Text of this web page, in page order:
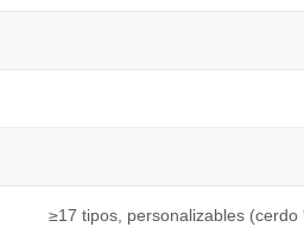
≥17 tipos, personalizables